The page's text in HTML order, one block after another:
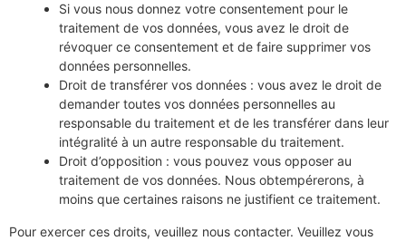
Si vous nous donnez votre consentement pour le
traitement de vos données, vous avez le droit de
révoquer ce consentement et de faire supprimer vos
données personnelles.
Droit de transférer vos données : vous avez le droit de
demander toutes vos données personnelles au
responsable du traitement et de les transférer dans leur
intégralité à un autre responsable du traitement.
Droit d’opposition : vous pouvez vous opposer au
traitement de vos données. Nous obtempérerons, à
moins que certaines raisons ne justifient ce traitement.
Pour exercer ces droits, veuillez nous contacter. Veuillez vous